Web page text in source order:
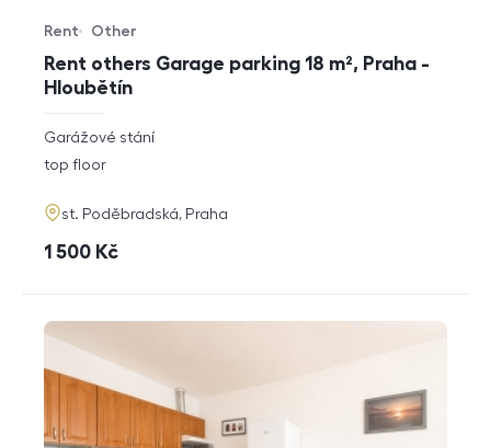
Rent others Garage parking 18 m², Praha -
Hloubětín
Offer type
Rent
Property type
Other
rozměry
disposition
Garážové stání
funkce
top floor
adresa
st. Poděbradská, Praha
cena
1 500 Kč